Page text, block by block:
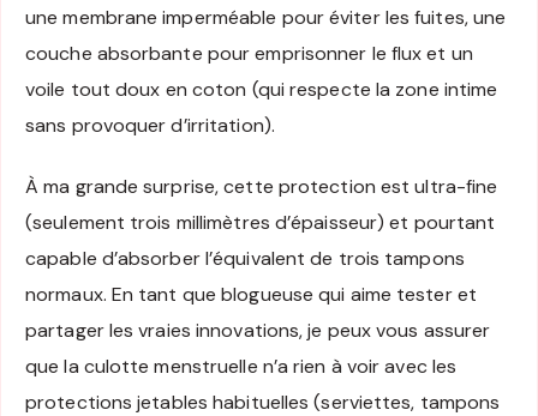
une membrane imperméable pour éviter les fuites, une
couche absorbante pour emprisonner le flux et un
voile tout doux en coton (qui respecte la zone intime
sans provoquer d’irritation).
À ma grande surprise, cette protection est ultra-fine
(seulement trois millimètres d’épaisseur) et pourtant
capable d’absorber l’équivalent de trois tampons
normaux. En tant que blogueuse qui aime tester et
partager les vraies innovations, je peux vous assurer
que la culotte menstruelle n’a rien à voir avec les
protections jetables habituelles (serviettes, tampons